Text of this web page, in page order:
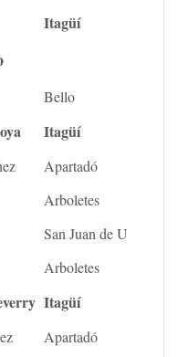
Itagüí
Bello
Itagüí
Apartadó
Arboletes
San Juan de U
Arboletes
Itagüí
Apartadó